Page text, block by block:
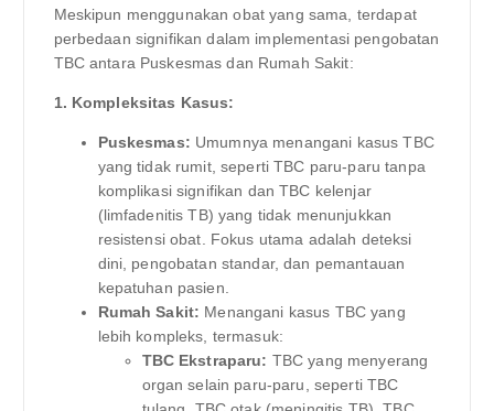
Meskipun menggunakan obat yang sama, terdapat
perbedaan signifikan dalam implementasi pengobatan
TBC antara Puskesmas dan Rumah Sakit:
1. Kompleksitas Kasus:
Puskesmas: Umumnya menangani kasus TBC
yang tidak rumit, seperti TBC paru-paru tanpa
komplikasi signifikan dan TBC kelenjar
(limfadenitis TB) yang tidak menunjukkan
resistensi obat. Fokus utama adalah deteksi
dini, pengobatan standar, dan pemantauan
kepatuhan pasien.
Rumah Sakit: Menangani kasus TBC yang
lebih kompleks, termasuk:
TBC Ekstraparu: TBC yang menyerang
organ selain paru-paru, seperti TBC